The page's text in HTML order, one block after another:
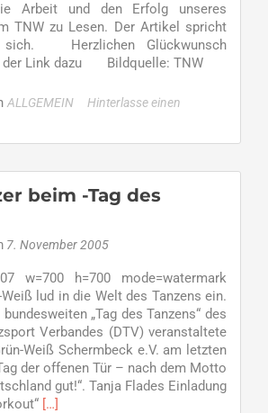
Arbeit und den Erfolg unseres
TNW zu Lesen. Der Artikel spricht
sich. Herzlichen Glückwunsch
der Link dazu Bildquelle: TNW
ALLGEMEIN
Hinterlasse einen
beim -Tag des
7. November 2005
w=700 h=700 mode=watermark
lud in die Welt des Tanzens ein.
„Tag des Tanzens“ des
Verbandes (DTV) veranstaltete
Weiß Schermbeck e.V. am letzten
der offenen Tür – nach dem Motto
gut!“. Tanja Flades Einladung
Read
[…]